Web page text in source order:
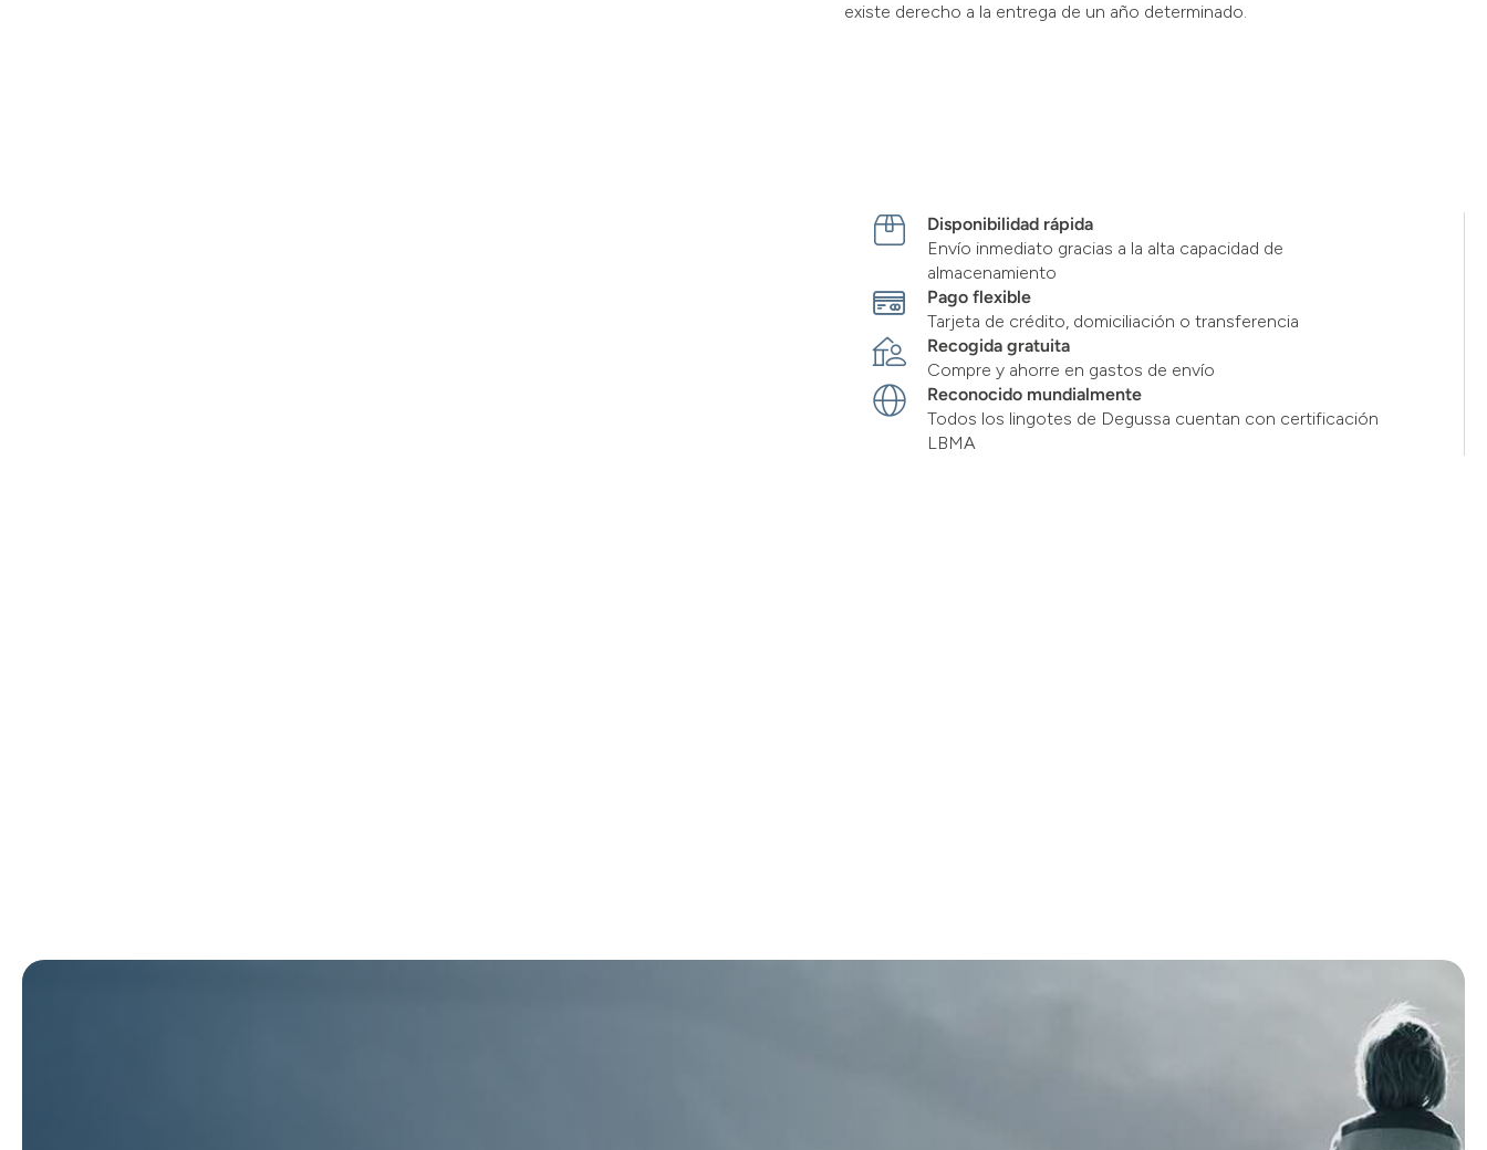
existe derecho a la entrega de un año determinado.
Disponibilidad rápida
Envío inmediato gracias a la alta capacidad de
almacenamiento
Pago flexible
Tarjeta de crédito, domiciliación o transferencia
Recogida gratuita
Compre y ahorre en gastos de envío
Reconocido mundialmente
Todos los lingotes de Degussa cuentan con certificación
LBMA